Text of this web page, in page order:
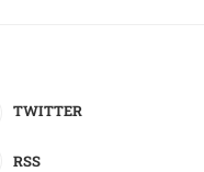
TWITTER
RSS